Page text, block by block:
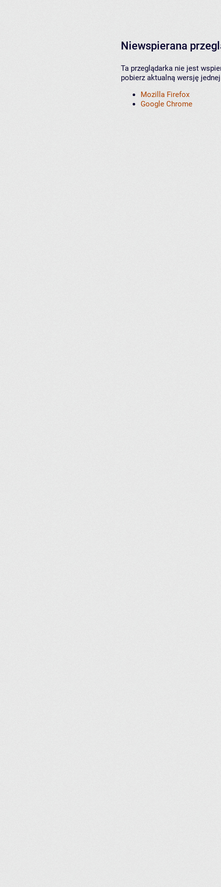
Niewspierana
Ta przeglądarka nie jest
pobierz aktualną wersję
Mozilla Firefox
Google Chrome